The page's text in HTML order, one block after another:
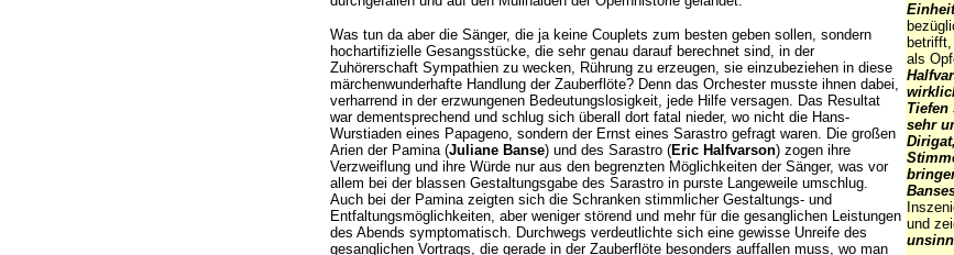
Was tun da aber die Sänger, die ja keine Couplets zum besten geben sollen, sondern
hochartifizielle Gesangsstücke, die sehr genau darauf berechnet sind, in der
Zuhörerschaft Sympathien zu wecken, Rührung zu erzeugen, sie einzubeziehen in diese
märchenwunderhafte Handlung der Zauberflöte? Denn das Orchester musste ihnen dabei,
verharrend in der erzwungenen Bedeutungslosigkeit, jede Hilfe versagen. Das Resultat
war dementsprechend und schlug sich überall dort fatal nieder, wo nicht die Hans-
Wurstiaden eines Papageno, sondern der Ernst eines Sarastro gefragt waren. Die großen
Arien der Pamina (Juliane Banse) und des Sarastro (Eric Halfvarson) zogen ihre
Verzweiflung und ihre Würde nur aus den begrenzten Möglichkeiten der Sänger, was vor
allem bei der blassen Gestaltungsgabe des Sarastro in purste Langeweile umschlug.
Auch bei der Pamina zeigten sich die Schranken stimmlicher Gestaltungs- und
Entfaltungsmöglichkeiten, aber weniger störend und mehr für die gesanglichen Leistungen
des Abends symptomatisch. Durchwegs verdeutlichte sich eine gewisse Unreife des
gesanglichen Vortrags, die gerade in der Zauberflöte besonders auffallen muss, wo man
als
Tiefen
sehr
und